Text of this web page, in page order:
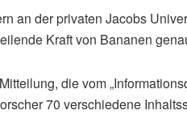
an der privaten Jacobs
Kraft von Bananen
die vom
70 verschiedene